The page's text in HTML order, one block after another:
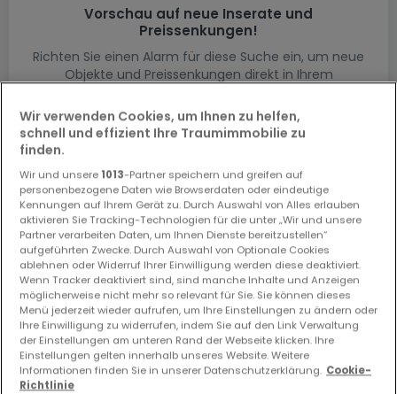
Vorschau auf neue Inserate und
Preissenkungen!
Richten Sie einen Alarm für diese Suche ein, um neue
Objekte und Preissenkungen direkt in Ihrem
Suchauftrag
Wohnungen in Oberfeulen - Suche mit
einer Zimmerangabe
1 Schlafzimmer
2 Schlafzimmer
3 Schlafzimmer
5 Schlafzimmer
6 Schlafzimmer
Wir verwenden Cookies, um Ihnen zu helfen,
schnell und effizient Ihre Traumimmobilie zu
finden.
Wir und unsere 1013-Partner speichern und greifen auf
personenbezogene Daten wie Browserdaten oder eindeutige
Kennungen auf Ihrem Gerät zu. Durch Auswahl von Alles erlauben
aktivieren Sie Tracking-Technologien für die unter „Wir und unsere
Partner verarbeiten Daten, um Ihnen Dienste bereitzustellen“
aufgeführten Zwecke. Durch Auswahl von Optionale Cookies
ablehnen oder Widerruf Ihrer Einwilligung werden diese deaktiviert.
Wenn Tracker deaktiviert sind, sind manche Inhalte und Anzeigen
möglicherweise nicht mehr so relevant für Sie. Sie können dieses
Menü jederzeit wieder aufrufen, um Ihre Einstellungen zu ändern oder
Ihre Einwilligung zu widerrufen, indem Sie auf den Link Verwaltung
der Einstellungen am unteren Rand der Webseite klicken. Ihre
Einstellungen gelten innerhalb unseres Website. Weitere
Informationen finden Sie in unserer Datenschutzerklärung. Cookie-
Richtlinie